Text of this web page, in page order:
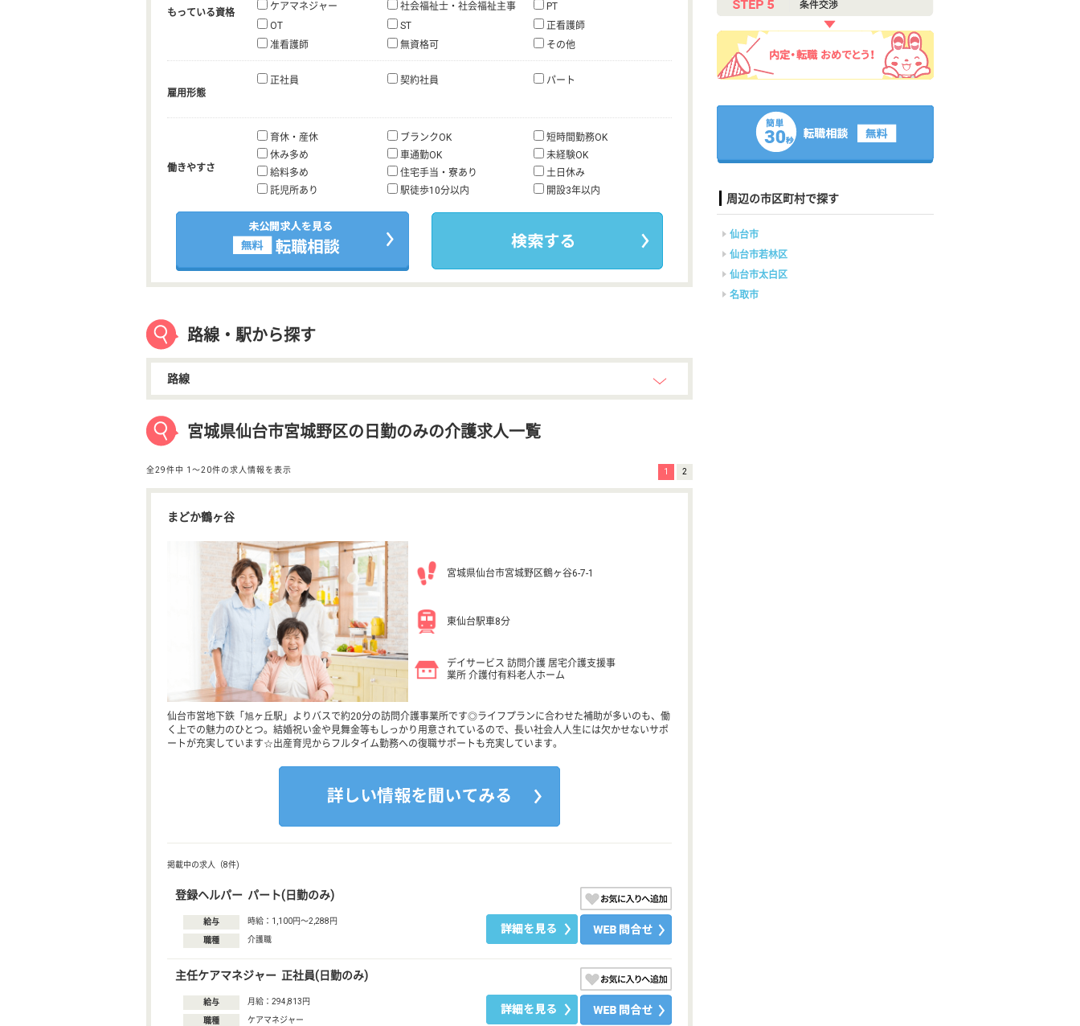
もっている資格
ケアマネジャー
社会福祉士・社会福祉主事
PT
OT
ST
正看護師
准看護師
無資格可 その他
雇用形態
正社員 契約社員 パート
働きやすさ
育休・産休 ブランクOK
短時間勤務OK
休み多め
車通勤OK
未経験OK
給料多め
住宅手当・寮あり
土日休み
託児所あり
駅徒歩10分以内 開設3年以内
路線・駅から探す
路線
宮城県仙台市宮城野区の日勤のみの介護求人一覧
全29件中 1〜20件の求人情報を表示 1 2
まどか鶴ヶ谷
宮城県仙台市宮城野区鶴ヶ谷6-7-1
東仙台駅車8分
デイサービス 訪問介護 居宅介護支援事
業所 介護付有料老人ホーム
仙台市営地下鉄「旭ヶ丘駅」よりバスで約20分の訪問介護事業所です◎ライフプランに合わせた補助が多いのも、働
く上での魅力のひとつ。結婚祝い金や見舞金等もしっかり用意されているので、長い社会人人生には欠かせないサポ
ートが充実しています☆出産育児からフルタイム勤務への復職サポートも充実しています。
掲載中の求人（8件)
登録ヘルパー パート(日勤のみ)
給与 時給：1,100円〜2,288円
職種 介護職
主任ケアマネジャー 正社員(日勤のみ)
給与 月給：294,813円
職種 ケアマネジャー
周辺の市区町村で探す
仙台市
仙台市若林区
仙台市太白区
名取市